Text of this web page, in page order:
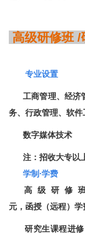
高级研修班 /
专业设置
工商管理、经济
务、行政管理、软
数字媒体技术
注：招收大专以上
学制 ∙学费
高 级 研 修 班：
元，函授（远程） 学
研究生课程进修